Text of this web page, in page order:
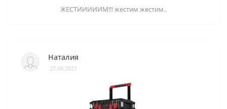
ЖЕСТИИИИИМ!!! жестим жестим..
Наталия
27.08.2021